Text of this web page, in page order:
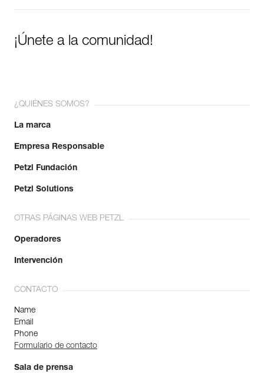
¡Únete a la comunidad!
¿QUIÉNES SOMOS?
La marca
Empresa Responsable
Petzl Fundación
Petzl Solutions
OTRAS PÁGINAS WEB PETZL
Operadores
Intervención
CONTACTO
Name
Email
Phone
Formulario de contacto
Sala de prensa